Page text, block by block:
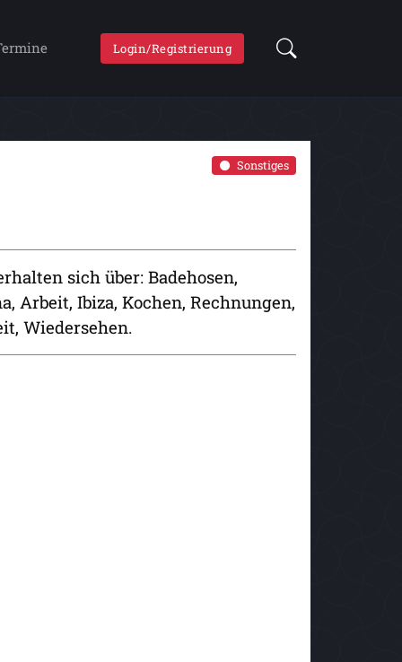
Login/Registrierung
Sonstiges
sich über: Badehosen,
Arbeit, Ibiza, Kochen, Rechnungen,
Wiedersehen.